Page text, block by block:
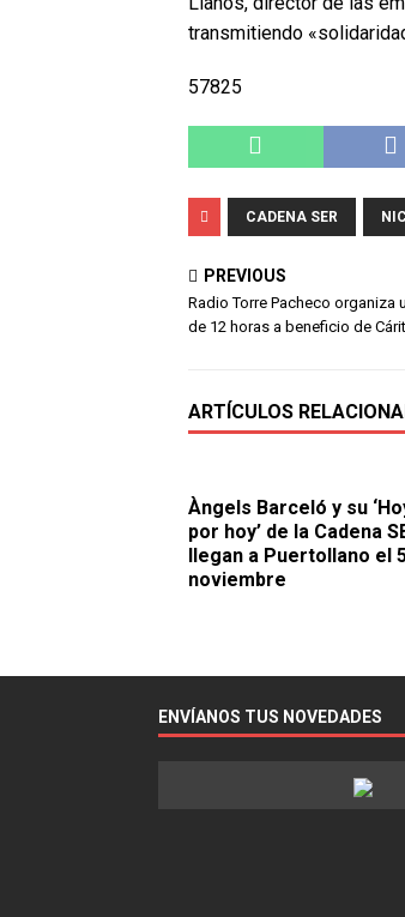
transmitiendo
57825
CADENA SER
PREVIOUS
Radio Torre Pacheco organiza
de 12 horas a beneficio de
ARTÍCULOS
Àngels Barceló y su
por hoy’ de la Cadena
llegan a Puertollano el
noviembre
ENVÍANOS TUS NOVEDADES